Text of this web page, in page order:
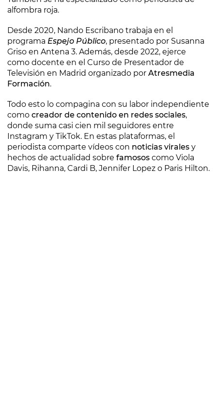
alfombra roja.
Desde 2020, Nando Escribano trabaja en el
programa Espejo Público, presentado por Susanna
Griso en Antena 3. Además, desde 2022, ejerce
como docente en el Curso de Presentador de
Televisión en Madrid organizado por Atresmedia
Formación.
Todo esto lo compagina con su labor independiente
como creador de contenido en redes sociales,
donde suma casi cien mil seguidores entre
Instagram y TikTok. En estas plataformas, el
periodista comparte vídeos con noticias virales y
hechos de actualidad sobre famosos como Viola
Davis, Rihanna, Cardi B, Jennifer Lopez o Paris Hilton.